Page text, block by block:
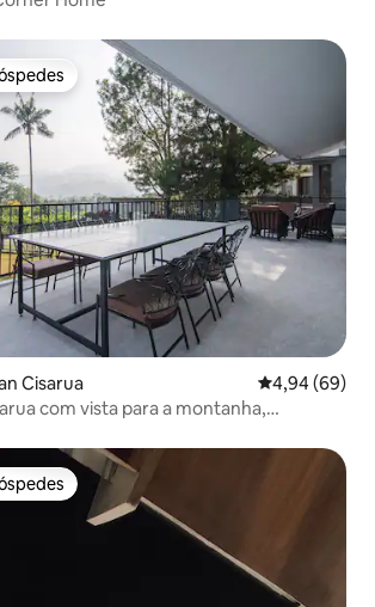
Cisarua 4,94 de uma
4,94 (69)
com vista para a montanha,